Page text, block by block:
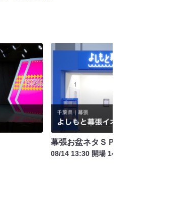
幕張お盆ネタＳＰ
08/14 13:30 開場 14:00 開演